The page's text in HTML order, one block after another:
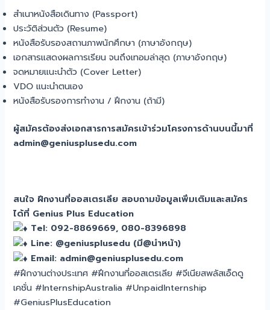
สำเนาหนังสือเดินทาง (Passport)
ประวัติส่วนตัว (Resume)
หนังสือรับรองสถานภาพนักศึกษา (ภาษาอังกฤษ)
เอกสารแสดงผลการเรียน จนถึงเทอมล่าสุด (ภาษาอังกฤษ)
จดหมายแนะนำตัว (Cover Letter)
VDO แนะนำตนเอง
หนังสือรับรองการทำงาน / ฝึกงาน (ถ้ามี)
ผู้สมัครต้องส่งเอกสารการสมัครเข้าร่วมโครงการด้านบนนี้มาที่
admin@geniusplusedu.com
สนใจ ฝึกงานที่ออสเตรเลีย สอบถามข้อมูลเพิ่มเติมและสมัคร
ได้ที่ Genius Plus Education
Tel: 092-8869669, 080-8396898
Line: @geniusplusedu (มี@นำหน้า)
Email: admin@geniusplusedu.com
#ฝึกงานต่างประเทศ #ฝึกงานที่ออสเตรเลีย #จีเนียสพลัสเอ็ดดู
เคชั่น #InternshipAustralia #UnpaidInternship
#GeniusPlusEducation